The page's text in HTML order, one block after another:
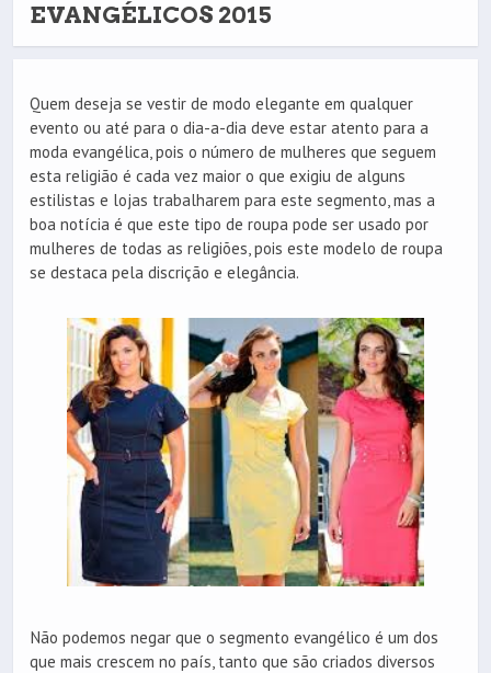
EVANGÉLICOS 2015
Quem deseja se vestir de modo elegante em qualquer
evento ou até para o dia-a-dia deve estar atento para a
moda evangélica, pois o número de mulheres que seguem
esta religião é cada vez maior o que exigiu de alguns
estilistas e lojas trabalharem para este segmento, mas a
boa notícia é que este tipo de roupa pode ser usado por
mulheres de todas as religiões, pois este modelo de roupa
se destaca pela discrição e elegância.
Não podemos negar que o segmento evangélico é um dos
que mais crescem no país, tanto que são criados diversos